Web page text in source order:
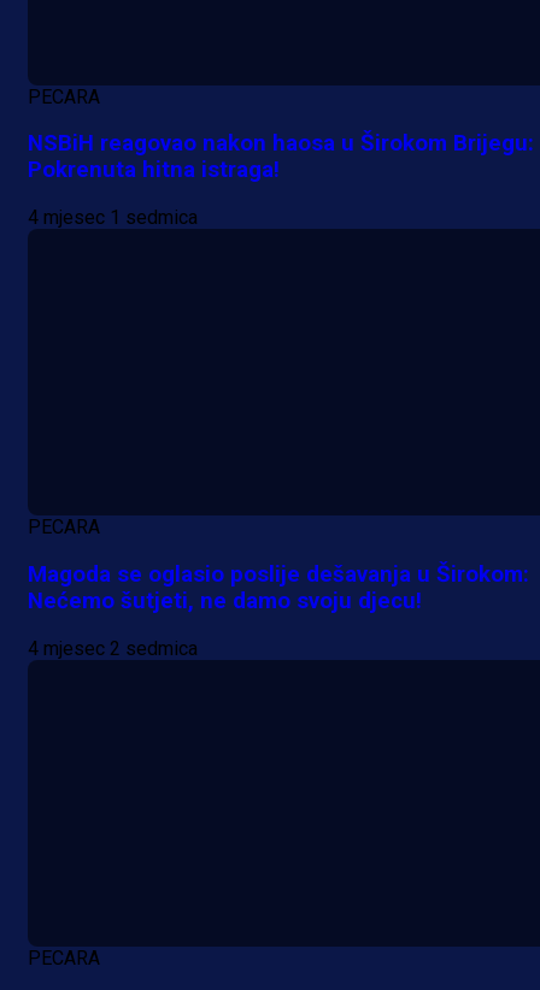
PECARA
NSBiH reagovao nakon haosa u Širokom Brijegu:
Pokrenuta hitna istraga!
4 mjesec 1 sedmica
PECARA
Magoda se oglasio poslije dešavanja u Širokom:
Nećemo šutjeti, ne damo svoju djecu!
4 mjesec 2 sedmica
PECARA